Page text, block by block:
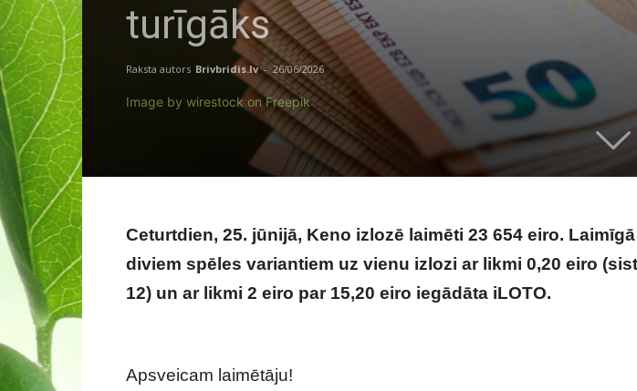
turīgāks
Raksta autors Brivbridis.lv - 26/06/2026
Image by wirestock on Freepik
Ceturtdien, 25. jūnijā, Keno izlozē laimēti 23 654 eiro.
diviem spēles variantiem uz vienu izlozi ar likmi 0,20 eiro
12) un ar likmi 2 eiro par 15,20 eiro iegādāta iLOTO.
Apsveicam laimētāju!